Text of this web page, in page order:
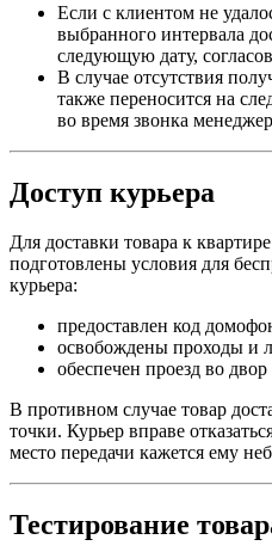
Если с клиентом не
выбранного интервала
следующую дату,
В случае отсутствия
также переносится на
во время звонка
Доступ курьера
Для доставки товара к
подготовлены условия для
курьера:
предоставлен код
освобождены проходы и
обеспечен проезд во
В противном случае товар
точки. Курьер вправе
место передачи кажется ему
Тестирование